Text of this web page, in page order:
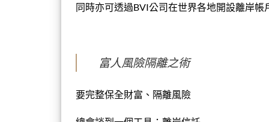
同時亦可透過BVI公司在世界各地開設離岸帳
富人風險隔離之術
要完整保全財富、隔離風險